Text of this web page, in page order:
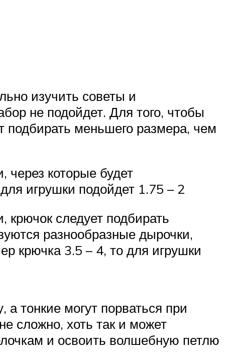
изучить советы и
не подойдет. Для того, чтобы
меньшего размера, чем
через которые будет
игрушки подойдет 1.75 – 2
следует подбирать
разнообразные дырочки,
крючка 3.5 – 4, то для игрушки
тонкие могут порваться при
сложно, хоть так и может
и освоить волшебную петлю